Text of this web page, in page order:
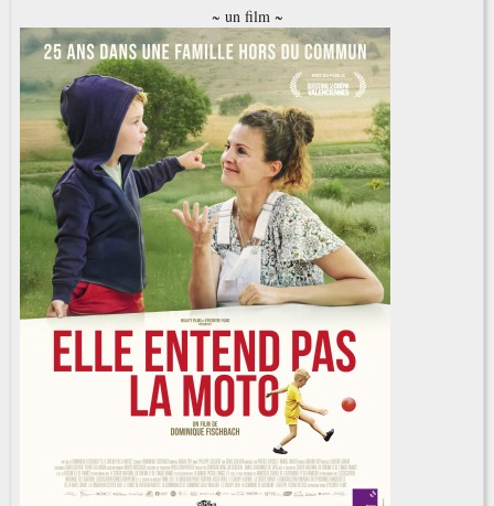
~ un film ~